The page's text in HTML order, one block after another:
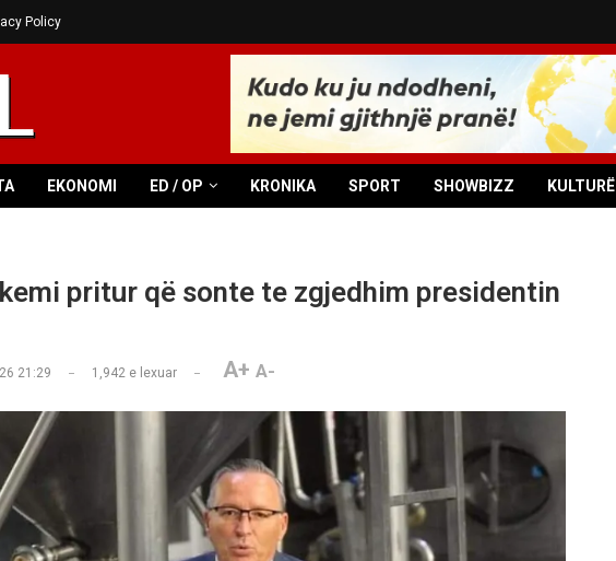
Policy
EKONOMI ED / OP KRONIKA SPORT SHOWBIZZ KULTURË
pritur që sonte te zgjedhim presidentin
21:29 1,942e lexuar A+ A-